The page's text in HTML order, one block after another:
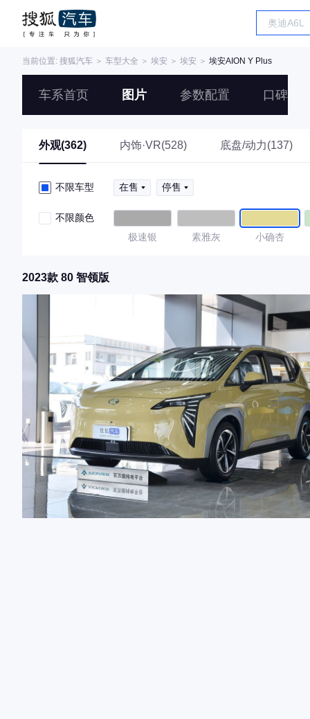
当前位置: 搜狐汽车 ＞ 车型大全 ＞ 埃安 ＞ 埃安 ＞ 埃安AION Y Plus
车系首页 图片 参数配置 口碑
外观(362) 内饰·VR(528) 底盘/动力(137)
不限车型 在售 停售
不限颜色
极速银
素雅灰 小确杏
2023款 80 智领版